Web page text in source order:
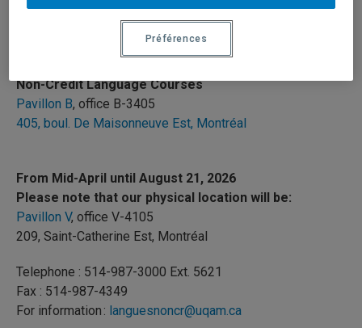
Case postale 8888, Suc. Centre-ville
Non-Credit Language Courses
Pavillon B, office B-3405
405, boul. De Maisonneuve Est, Montréal
From Mid-April until August 21, 2026
Please note that our physical location will be:
Pavillon V, office V-4105
209, Saint-Catherine Est, Montréal
Telephone : 514-987-3000 Ext. 5621
Fax : 514-987-4349
For information : languesnoncr@uqam.ca
Préférences